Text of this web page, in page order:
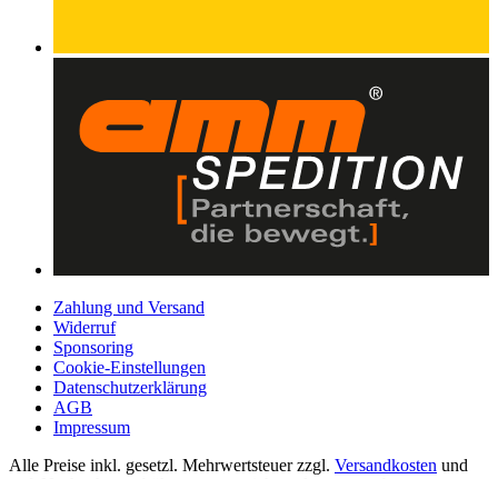
Zahlung und Versand
Widerruf
Sponsoring
Cookie-Einstellungen
Datenschutzerklärung
AGB
Impressum
Alle Preise inkl. gesetzl. Mehrwertsteuer zzgl. Versandkosten und